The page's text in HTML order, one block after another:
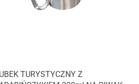
TURYSTYCZNY Z